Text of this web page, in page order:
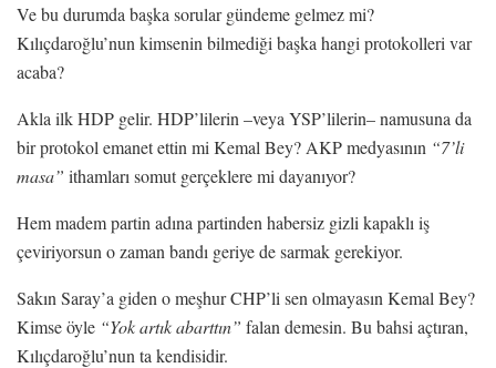
Ve bu durumda başka sorular gündeme gelmez mi?
Kılıçdaroğlu’nun kimsenin bilmediği başka hangi protokolleri var
acaba?
Akla ilk HDP gelir. HDP’lilerin –veya YSP’lilerin– namusuna da
bir protokol emanet ettin mi Kemal Bey? AKP medyasının “7’li
masa” ithamları somut gerçeklere mi dayanıyor?
Hem madem partin adına partinden habersiz gizli kapaklı iş
çeviriyorsun o zaman bandı geriye de sarmak gerekiyor.
Sakın Saray’a giden o meşhur CHP’li sen olmayasın Kemal Bey?
Kimse öyle “Yok artık abarttın” falan demesin. Bu bahsi açtıran,
Kılıçdaroğlu’nun ta kendisidir.